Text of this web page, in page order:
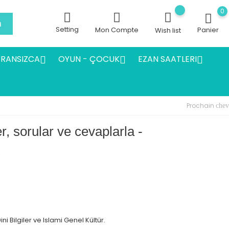
Setting Mon Compte Wish list
0
Panier
 OYUN - ÇOCUK EZAN SAATLERI
Prochain
sorular ve cevaplarla -
Bilgiler ve Islami Genel Kültür.